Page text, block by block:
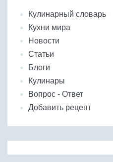
Кулинарный словарь
Кухни мира
Новости
Статьи
Блоги
Кулинары
Вопрос - Ответ
Добавить рецепт